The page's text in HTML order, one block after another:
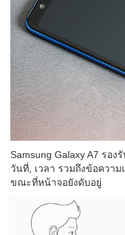
Samsung Galaxy A7 รอง
วันที่, เวลา รวมถึงข้อควา
ขณะที่หน้าจอยังดับอยู่